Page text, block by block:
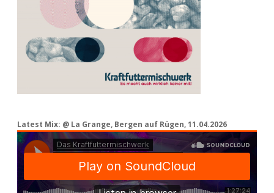
Latest Mix: @ La Grange, Bergen auf Rügen, 11.04.2026